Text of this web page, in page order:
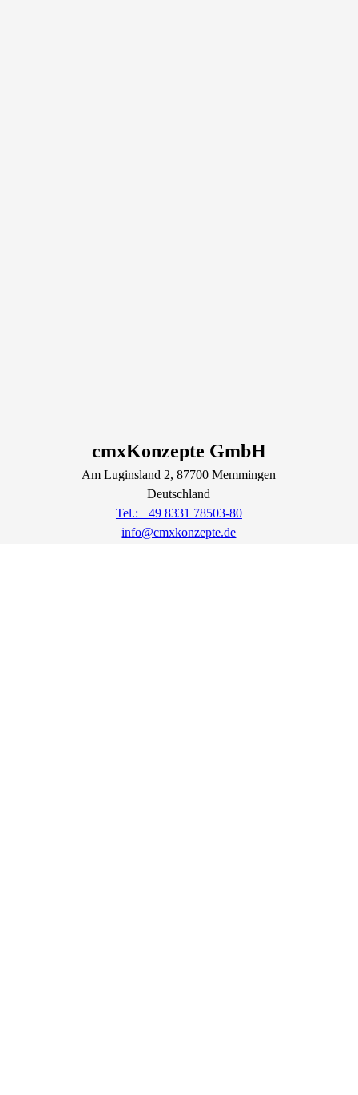
cmxKonzepte GmbH
Am Luginsland 2, 87700Memmingen
Deutschland
Tel.: +49 8331 78503-80
info@cmxkonzepte.de